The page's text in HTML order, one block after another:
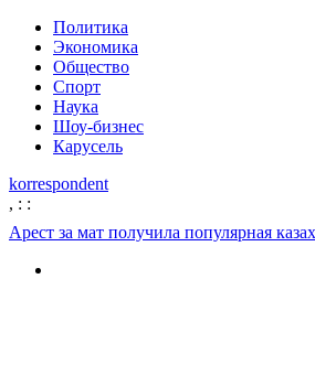
Политика
Экономика
Общество
Спорт
Наука
Шоу-бизнес
Карусель
korrespondent
, : :
Арест за мат получила популярная